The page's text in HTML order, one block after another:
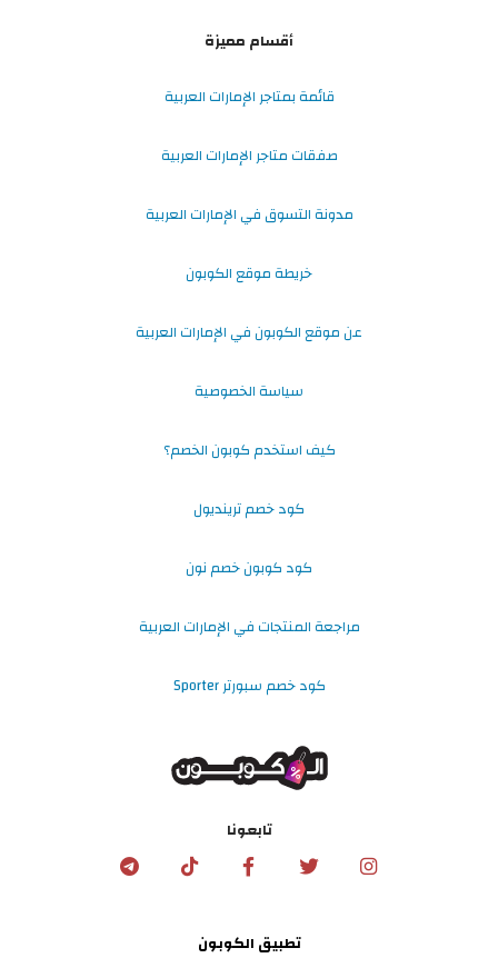
أقسام مميزة
قائمة بمتاجر الإمارات العربية
صفقات متاجر الإمارات العربية
مدونة التسوق في الإمارات العربية
خريطة موقع الكوبون
عن موقع الكوبون في الإمارات العربية
سياسة الخصوصية
كيف استخدم كوبون الخصم؟
كود خصم ترينديول
كود كوبون خصم نون
مراجعة المنتجات في الإمارات العربية
كود خصم سبورتر Sporter
تابعونا
تطبيق الكوبون